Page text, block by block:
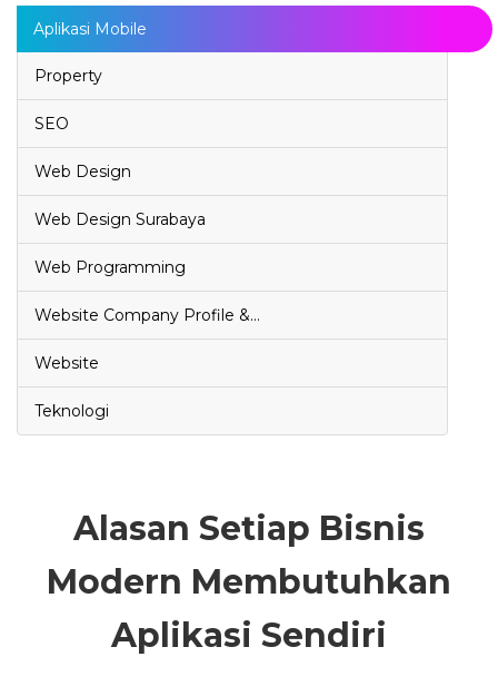
Aplikasi Mobile
Property
SEO
Web Design
Web Design Surabaya
Web Programming
Website Company Profile &…
Website
Teknologi
Alasan Setiap Bisnis
Modern Membutuhkan
Aplikasi Sendiri